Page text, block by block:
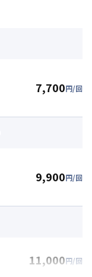
7,700円/回
9,900円/回
11,000円/回